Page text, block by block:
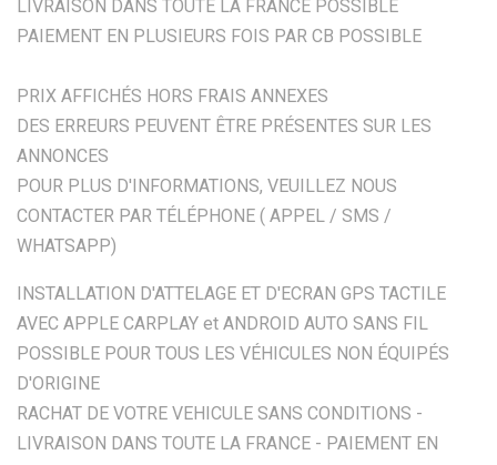
LIVRAISON DANS TOUTE LA FRANCE POSSIBLE
PAIEMENT EN PLUSIEURS FOIS PAR CB POSSIBLE
PRIX AFFICHÉS HORS FRAIS ANNEXES
DES ERREURS PEUVENT ÊTRE PRÉSENTES SUR LES
ANNONCES
POUR PLUS D'INFORMATIONS, VEUILLEZ NOUS
CONTACTER PAR TÉLÉPHONE ( APPEL / SMS /
WHATSAPP)
INSTALLATION D'ATTELAGE ET D'ECRAN GPS TACTILE
AVEC APPLE CARPLAY et ANDROID AUTO SANS FIL
POSSIBLE POUR TOUS LES VÉHICULES NON ÉQUIPÉS
D'ORIGINE
RACHAT DE VOTRE VEHICULE SANS CONDITIONS -
LIVRAISON DANS TOUTE LA FRANCE - PAIEMENT EN